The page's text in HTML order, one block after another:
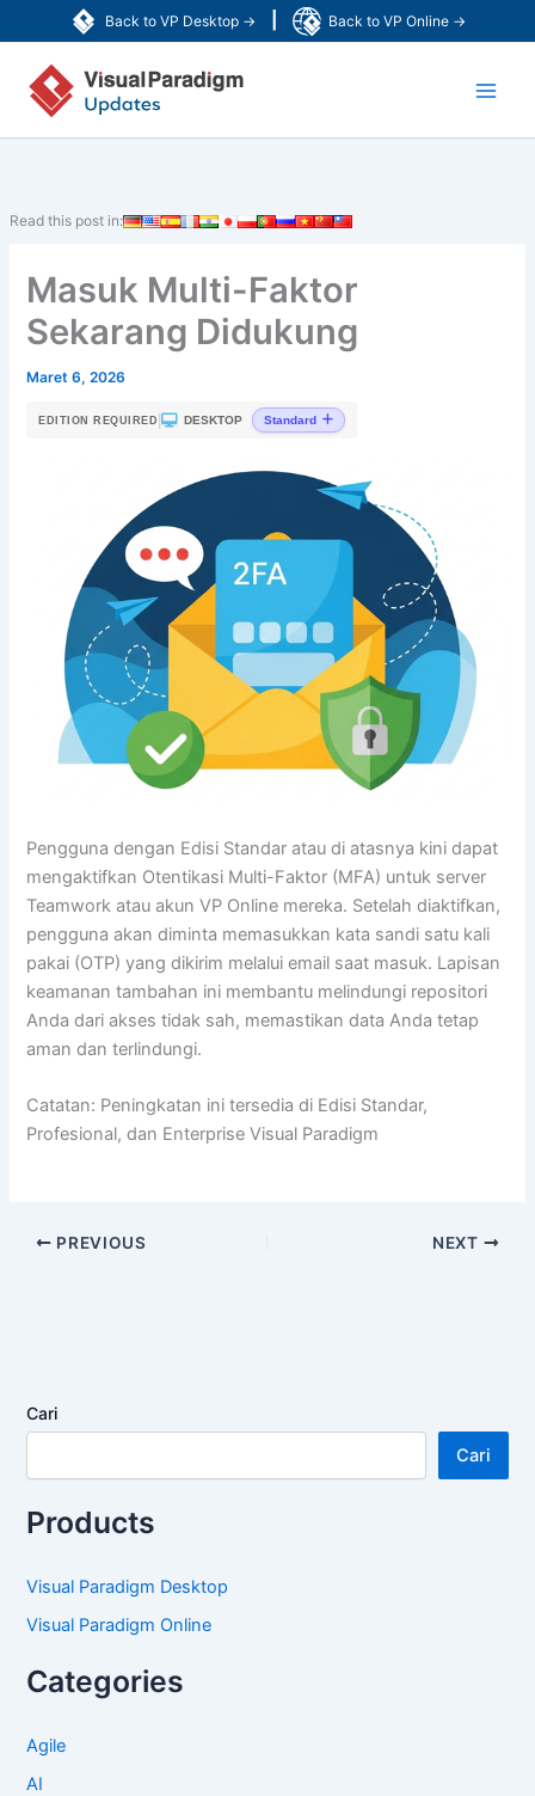
Back to VP Desktop → Back to VP Online →
ke
konten
Read this post in:
Masuk Multi-Faktor
Sekarang Didukung
Maret 6, 2026
EDITION REQUIRED | DESKTOP Standard
Pengguna dengan Edisi Standar atau di atasnya kini dapat
mengaktifkan Otentikasi Multi-Faktor (MFA) untuk server
Teamwork atau akun VP Online mereka. Setelah diaktifkan,
pengguna akan diminta memasukkan kata sandi satu kali
pakai (OTP) yang dikirim melalui email saat masuk. Lapisan
keamanan tambahan ini membantu melindungi repositori
Anda dari akses tidak sah, memastikan data Anda tetap
aman dan terlindungi.
Catatan: Peningkatan ini tersedia di Edisi Standar,
Profesional, dan Enterprise Visual Paradigm
PREVIOUS NEXT
Cari
Cari
Products
Visual Paradigm Desktop
Visual Paradigm Online
Categories
Agile
AI